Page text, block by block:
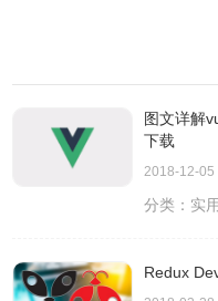
图文详解
下载
2018-12-05
分类： 实
Redux